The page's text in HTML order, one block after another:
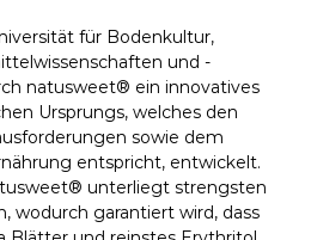
für Bodenkultur,
und -
natusweet® ein innovatives
Ursprungs, welches den
sowie dem
entspricht, entwickelt.
unterliegt strengsten
wodurch garantiert wird, dass